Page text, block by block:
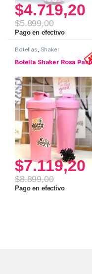
$4.719,20
$5.899,00
Pago en efectivo
Botellas, Shaker
Botella Shaker Rosa
$7.119,20
$8.899,00
Pago en efectivo